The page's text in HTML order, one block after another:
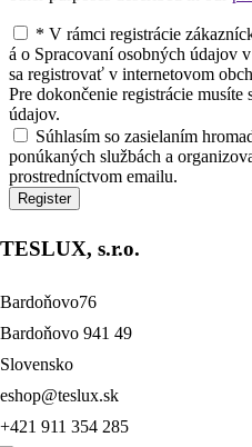
* V rámci registrácie
á o Spracovaní osobných údajov
sa registrovať v internetovom
Pre dokončenie registrácie
údajov.
Súhlasím so zasielaním
ponúkaných službách a
prostredníctvom emailu.
Register
TESLUX, s.r.o.
Bardoňovo76
Bardoňovo 941 49
Slovensko
eshop@teslux.sk
+421 911 354 285
your first purchase.